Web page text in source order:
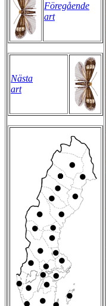
Föregående
art
Nästa
art